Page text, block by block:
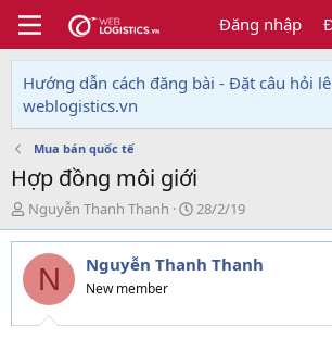
Đăng nhập
Hướng dẫn cách đăng bài - Đặt câu hỏi
weblogistics.vn
Mua bán quốc tế
Hợp đồng môi giới
T
h
r
e
d
s
Nguyễn Thanh Thanh
N
g
à
y
i
28/2/19
N Nguyễn Thanh Thanh
New member